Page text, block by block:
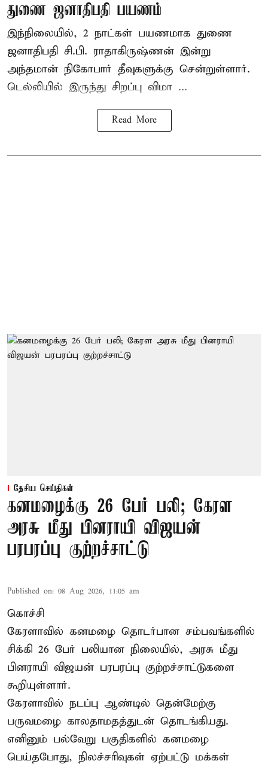
துணை ஜனாதிபதி பயணம்
இந்நிலையில், 2 நாட்கள் பயணமாக துணை
ஜனாதிபதி சி.பி. ராதாகிருஷ்ணன் இன்று
அந்தமான் நிகோபார் தீவுகளுக்கு சென்றுள்ளார்.
டெல்லியில் இருந்து சிறப்பு விமா ...
Read More
தேசிய செய்திகள்
கனமழைக்கு 26 பேர் பலி; கேரள
அரசு மீது பினராயி விஜயன்
பரபரப்பு குற்றச்சாட்டு
Published on: 08 Aug 2026, 11:05 am
கொச்சி
கேரளாவில் கனமழை தொடர்பான சம்பவங்களில்
சிக்கி 26 பேர் பலியான நிலையில், அரசு மீது
பினராயி விஜயன் பரபரப்பு குற்றச்சாட்டுகளை
கூறியுள்ளார்.
கேரளாவில் நடப்பு ஆண்டில் தென்மேற்கு
பருவமழை காலதாமதத்துடன் தொடங்கியது.
எனினும் பல்வேறு பகுதிகளில் கனமழை
பெய்தபோது, நிலச்சரிவுகள் ஏற்பட்டு மக்கள்